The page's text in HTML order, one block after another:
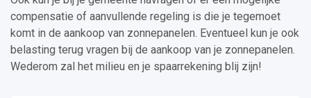
compensatie of aanvullende regeling is die je tegemoet
komt in de aankoop van zonnepanelen. Eventueel kun je ook
belasting terug vragen bij de aankoop van je zonnepanelen.
Wederom zal het milieu en je spaarrekening blij zijn!